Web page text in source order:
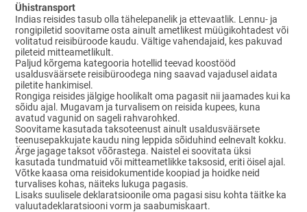
Ühistransport
Indias reisides tasub olla tähelepanelik ja ettevaatlik. Lennu- ja
rongipiletid soovitame osta ainult ametlikest müügikohtadest või
volitatud reisibüroode kaudu. Vältige vahendajaid, kes pakuvad
pileteid mitteametlikult.
Paljud kõrgema kategooria hotellid teevad koostööd
usaldusväärsete reisibüroodega ning saavad vajadusel aidata
piletite hankimisel.
Rongiga reisides jälgige hoolikalt oma pagasit nii jaamades kui ka
sõidu ajal. Mugavam ja turvalisem on reisida kupees, kuna
avatud vagunid on sageli rahvarohked.
Soovitame kasutada taksoteenust ainult usaldusväärsete
teenusepakkujate kaudu ning leppida sõiduhind eelnevalt kokku.
Ärge jagage taksot võõrastega. Naistel ei soovitata üksi
kasutada tundmatuid või mitteametlikke taksosid, eriti öisel ajal.
Võtke kaasa oma reisidokumentide koopiad ja hoidke neid
turvalises kohas, näiteks lukuga pagasis.
Lisaks suulisele deklaratsioonile oma pagasi sisu kohta täitke ka
valuutadeklaratsiooni vorm ja saabumiskaart.